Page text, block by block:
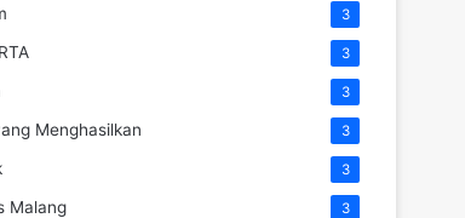
3
3
3
Menghasilkan 3
3
Malang 3